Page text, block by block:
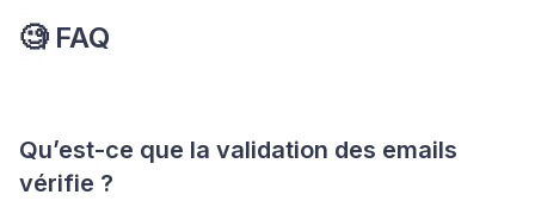
🧐 FAQ
Qu’est-ce que la validation des emails
vérifie ?